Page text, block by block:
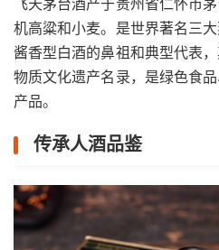
飞天茅台酒产于贵州省仁怀市
机高粱和小麦。是世界著名三
酱香型白酒的鼻祖和典型代表
物质文化遗产名录，是绿色食
产品。
传承人酒品鉴